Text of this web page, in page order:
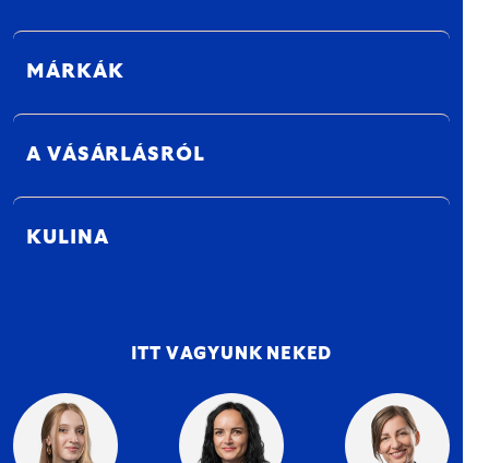
MÁRKÁK
A VÁSÁRLÁSRÓL
KULINA
ITT VAGYUNK NEKED